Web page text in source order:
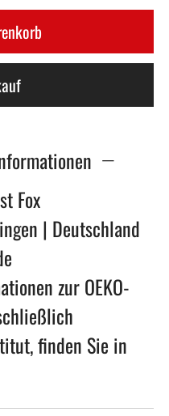
Fox
| Deutschland
zur OEKO-
finden Sie in